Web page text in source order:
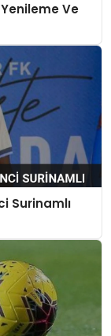
Ve
Surinamlı